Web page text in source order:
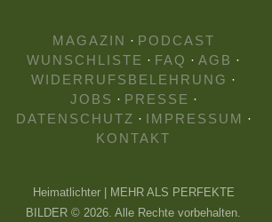
MAGAZIN · PODCAST
WUNSCHLISTE · FAQ · AGB ·
WIDERRUFSBELEHRUNG ·
JOBS · PRESSE ·
DATENSCHUTZ · IMPRESSUM ·
KONTAKT
Heimatlichter | MEHR ALS PERFEKTE
BILDER © 2026. Alle Rechte vorbehalten.